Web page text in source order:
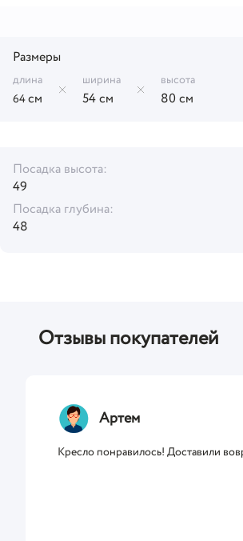
Размеры
длина
64см
ширина
54 см
высота
80 см
Посадка высота:
49
Посадка глубина:
48
Отзывы покупателей
Артем
Кресло понравилось! Доставили